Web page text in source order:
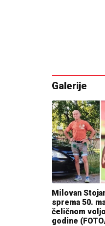
Galerije
Milovan
sprema 50.
čeličnom
godine